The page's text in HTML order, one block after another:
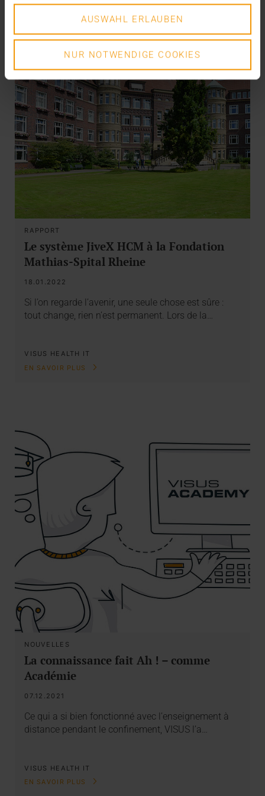
AUSWAHL ERLAUBEN
NUR NOTWENDIGE COOKIES
RAPPORT
Le système JiveX HCM à la Fondation
Mathias-Spital Rheine
18.01.2022
Si l’on regarde l’avenir, une seule chose est sûre :
tout change, rien n’est permanent. Lors de la…
VISUS HEALTH IT
EN SAVOIR PLUS
NOUVELLES
La connaissance fait Ah ! – comme
Académie
07.12.2021
Ce qui a si bien fonctionné avec l’enseignement à
distance pendant le confinement, VISUS l’a…
VISUS HEALTH IT
EN SAVOIR PLUS